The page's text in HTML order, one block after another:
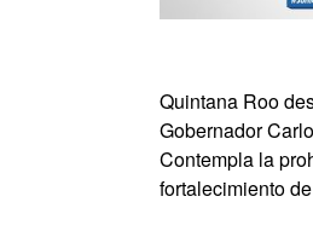
Quintana Roo
Gobernador
Contempla la
fortalecimiento